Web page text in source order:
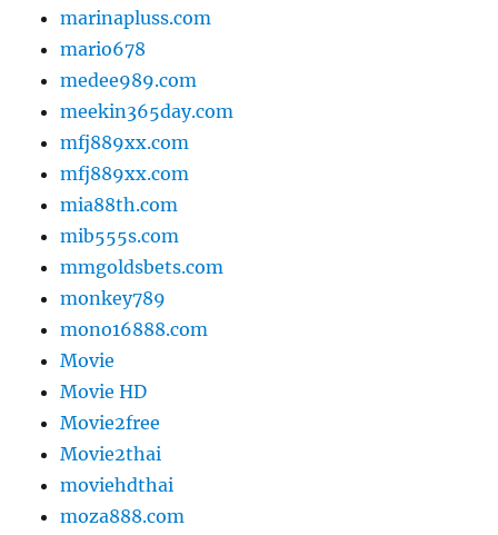
marinapluss.com
mario678
medee989.com
meekin365day.com
mfj889xx.com
mfj889xx.com
mia88th.com
mib555s.com
mmgoldsbets.com
monkey789
mono16888.com
Movie
Movie HD
Movie2free
Movie2thai
moviehdthai
moza888.com